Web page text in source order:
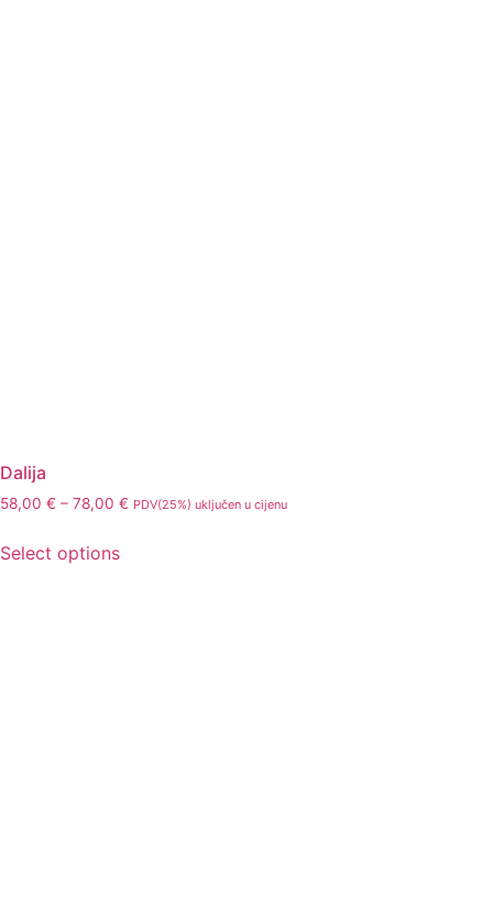
Dalija
58,00 € – 78,00 € PDV(25%) uključen u cijenu
Select options